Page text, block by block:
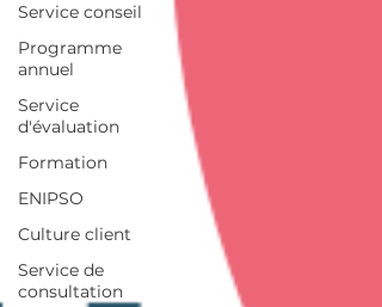
Service conseil
Programme
annuel
Service
d'évaluation
Formation
ENIPSO
Culture client
Service de
consultation